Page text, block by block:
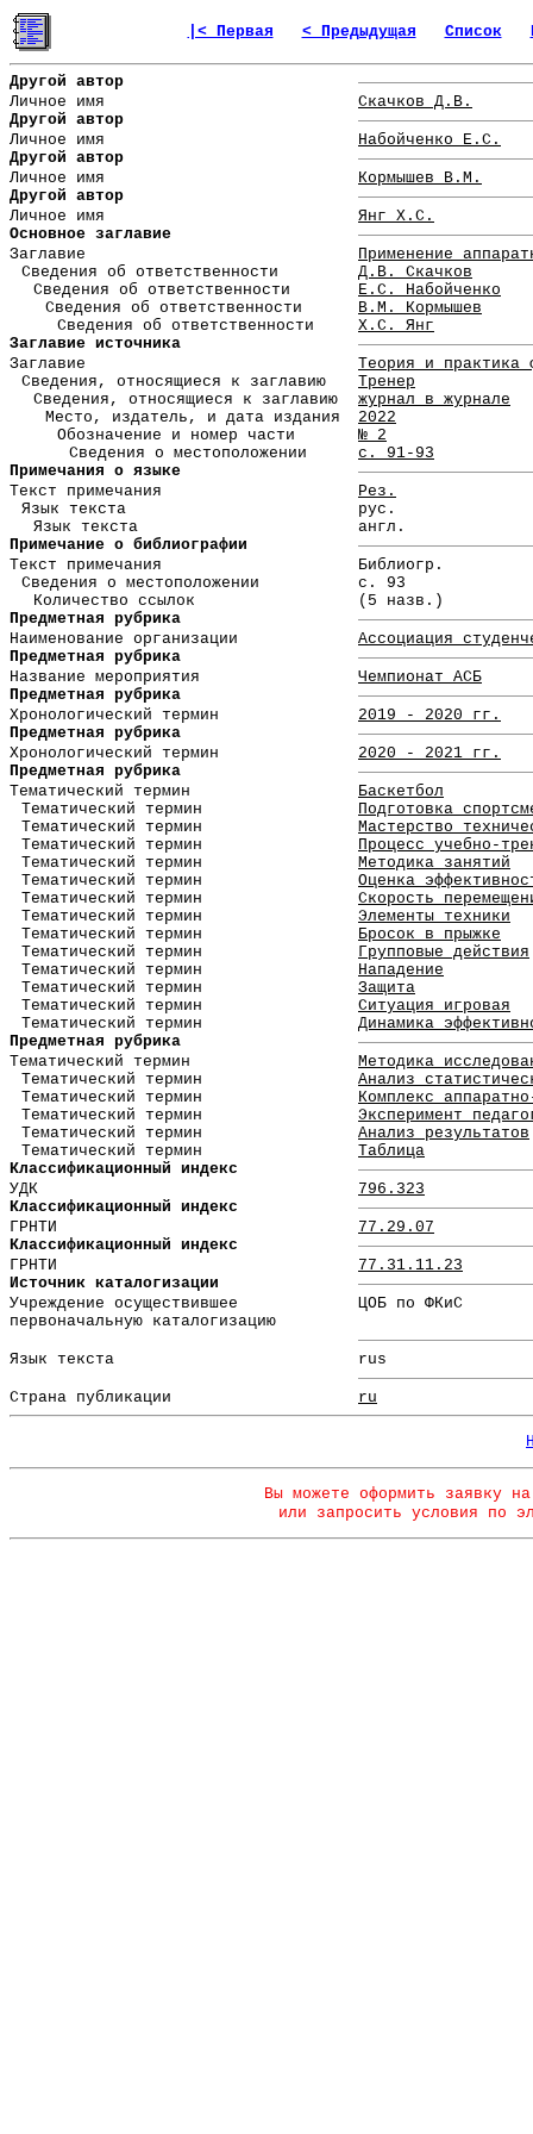
|< Первая < Предыдущая Список
Другой автор
Личное имя
Скачков Д.В.
Другой автор
Личное имя
Набойченко Е.С.
Другой автор
Личное имя
Кормышев В.М.
Другой автор
Личное имя
Янг Х.С.
Основное заглавие
Заглавие
Применение
Сведения об ответственности
Д.В. Скачков
Сведения об ответственности
Е.С. Набойченко
Сведения об ответственности
В.М. Кормышев
Сведения об ответственности
Х.С. Янг
Заглавие источника
Заглавие
Теория и практика
Сведения, относящиеся к заглавию
Тренер
Сведения, относящиеся к заглавию
журнал в журнале
Место, издатель, и дата издания
2022
Обозначение и номер части
№ 2
Сведения о местоположении
с. 91-93
Примечания о языке
Текст примечания
Рез.
Язык текста
рус.
Язык текста
англ.
Примечание о библиографии
Текст примечания
Библиогр.
Сведения о местоположении
с. 93
Количество ссылок
(5 назв.)
Предметная рубрика
Наименование организации
Ассоциация
Предметная рубрика
Название мероприятия
Чемпионат АСБ
Предметная рубрика
Хронологический термин
2019 - 2020 гг.
Предметная рубрика
Хронологический термин
2020 - 2021 гг.
Предметная рубрика
Тематический термин
Баскетбол
Тематический термин
Подготовка
Тематический термин
Мастерство
Тематический термин
Процесс учебно-
Тематический термин
Методика занятий
Тематический термин
Оценка
Тематический термин
Скорость
Тематический термин
Элементы техники
Тематический термин
Бросок в прыжке
Тематический термин
Групповые действия
Тематический термин
Нападение
Тематический термин
Защита
Тематический термин
Ситуация игровая
Тематический термин
Динамика
Предметная рубрика
Тематический термин
Методика
Тематический термин
Анализ
Тематический термин
Комплекс
Тематический термин
Эксперимент
Тематический термин
Анализ результатов
Тематический термин
Таблица
Классификационный индекс
УДК
796.323
Классификационный индекс
ГРНТИ
77.29.07
Классификационный индекс
ГРНТИ
77.31.11.23
Источник каталогизации
Учреждение осуществившее
первоначальную каталогизацию
ЦОБ по ФКиС
Язык текста rus
Страна публикации ru
Вы можете оформить заявку
или запросить условия по